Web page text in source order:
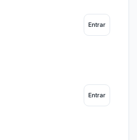
Entrar
Entrar